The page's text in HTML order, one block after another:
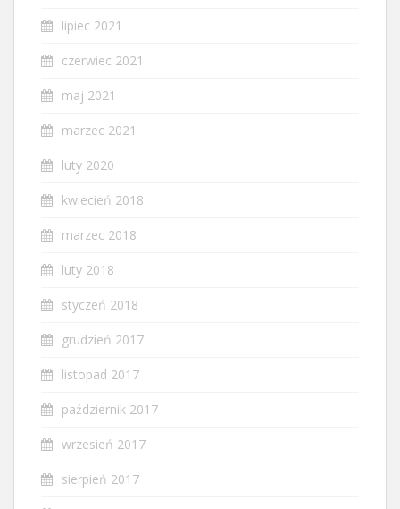
lipiec 2021
czerwiec 2021
maj 2021
marzec 2021
luty 2020
kwiecień 2018
marzec 2018
luty 2018
styczeń 2018
grudzień 2017
listopad 2017
październik 2017
wrzesień 2017
sierpień 2017